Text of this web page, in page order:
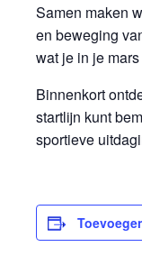
Samen maken
en beweging
wat je in je
Binnenkort
startlijn kunt
sportieve